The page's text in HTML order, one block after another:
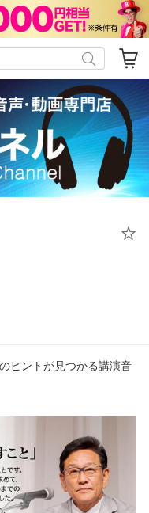
ヒントが見つかる講演音